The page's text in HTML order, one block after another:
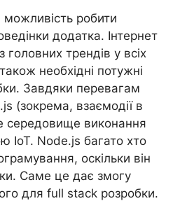
робити
додатка. Інтернет
головних трендів у всіх
необхідні потужні
Завдяки перевагам
(зокрема, взаємодії в
середовище виконання
IoT. Node.js багато хто
оскільки він
Саме це дає змогу
для full stack розробки.